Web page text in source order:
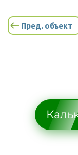
Пред. объект